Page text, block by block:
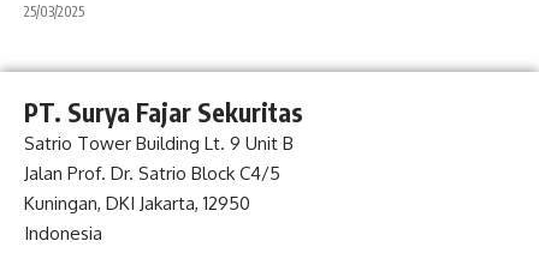
25/03/2025
PT. Surya Fajar Sekuritas
Satrio Tower Building Lt. 9 Unit B
Jalan Prof. Dr. Satrio Block C4/5
Kuningan, DKI Jakarta, 12950
Indonesia